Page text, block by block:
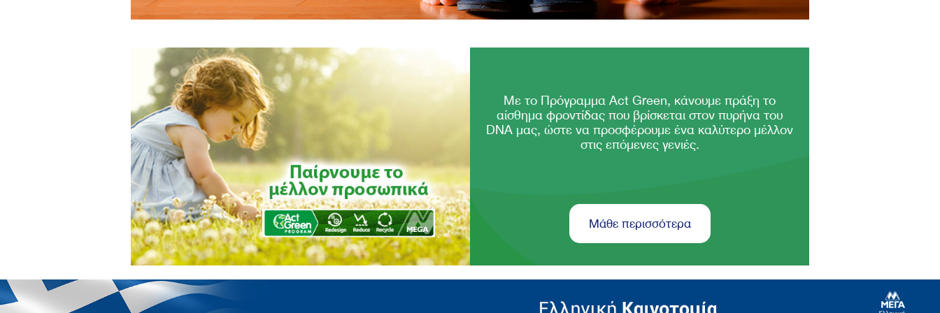
Με το Πρόγραμμα Act Green, κάνουμε πράξη το
αίσθημα φροντίδας που βρίσκεται στον πυρήνα του
DNA μας, ώστε να προσφέρουμε ένα καλύτερο μέλλον
στις επόμενες γενιές.
Μάθε περισσότερα